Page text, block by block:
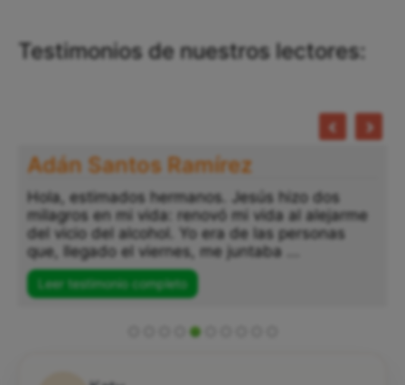
Testimonios de nuestros lectores:
Adán Santos Ramírez
Hola, estimados hermanos. Jesús hizo dos
milagros en mi vida: renovó mi vida al alejarme
del vicio del alcohol. Yo era de las personas
que, llegado el viernes, me juntaba ...
Leer testimonio completo